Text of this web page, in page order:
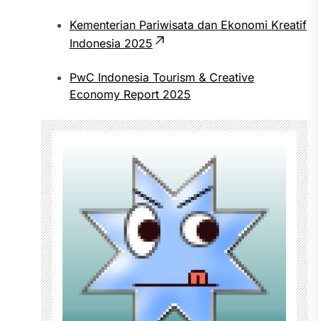
Kementerian Pariwisata dan Ekonomi Kreatif
Indonesia 2025
PwC Indonesia Tourism & Creative
Economy Report 2025